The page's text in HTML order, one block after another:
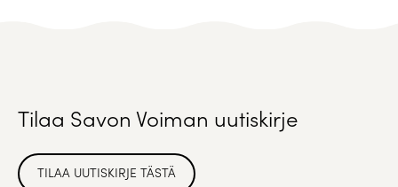
Tilaa Savon Voiman uutiskirje
TILAA UUTISKIRJE TÄSTÄ